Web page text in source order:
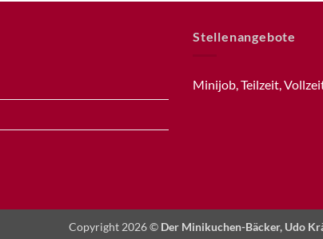
Stellenangebote
Minijob, Teilzeit,
Copyright 2026 © Der Minikuchen-Bäcker, Udo